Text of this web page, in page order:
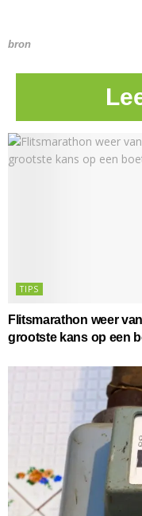
bron
TIPS
Flitsmarathon weer
grootste kans op een